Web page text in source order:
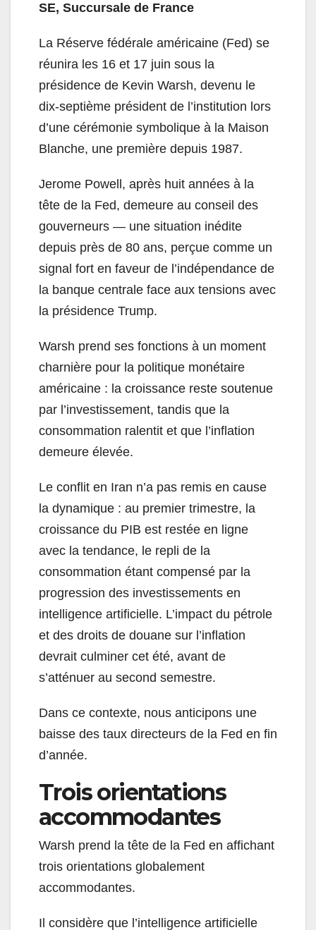
SE, Succursale de France
La Réserve fédérale américaine (Fed) se
réunira les 16 et 17 juin sous la
présidence de Kevin Warsh, devenu le
dix-septième président de l’institution lors
d’une cérémonie symbolique à la Maison
Blanche, une première depuis 1987.
Jerome Powell, après huit années à la
tête de la Fed, demeure au conseil des
gouverneurs — une situation inédite
depuis près de 80 ans, perçue comme un
signal fort en faveur de l’indépendance de
la banque centrale face aux tensions avec
la présidence Trump.
Warsh prend ses fonctions à un moment
charnière pour la politique monétaire
américaine : la croissance reste soutenue
par l’investissement, tandis que la
consommation ralentit et que l’inflation
demeure élevée.
Le conflit en Iran n’a pas remis en cause
la dynamique : au premier trimestre, la
croissance du PIB est restée en ligne
avec la tendance, le repli de la
consommation étant compensé par la
progression des investissements en
intelligence artificielle. L’impact du pétrole
et des droits de douane sur l’inflation
devrait culminer cet été, avant de
s’atténuer au second semestre.
Dans ce contexte, nous anticipons une
baisse des taux directeurs de la Fed en fin
d’année.
Trois orientations
accommodantes
Warsh prend la tête de la Fed en affichant
trois orientations globalement
accommodantes.
Il considère que l’intelligence artificielle